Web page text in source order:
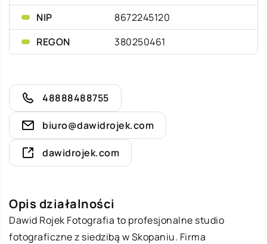
NIP
8672245120
REGON
380250461
48888488755
biuro@dawidrojek.com
dawidrojek.com
Opis działalności
Dawid Rojek Fotografia to profesjonalne studio
fotograficzne z siedzibą w Skopaniu. Firma